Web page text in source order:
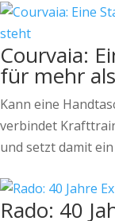
Courvaia:
für mehr
Kann eine
verbindet
und setzt damit
Rado: 40